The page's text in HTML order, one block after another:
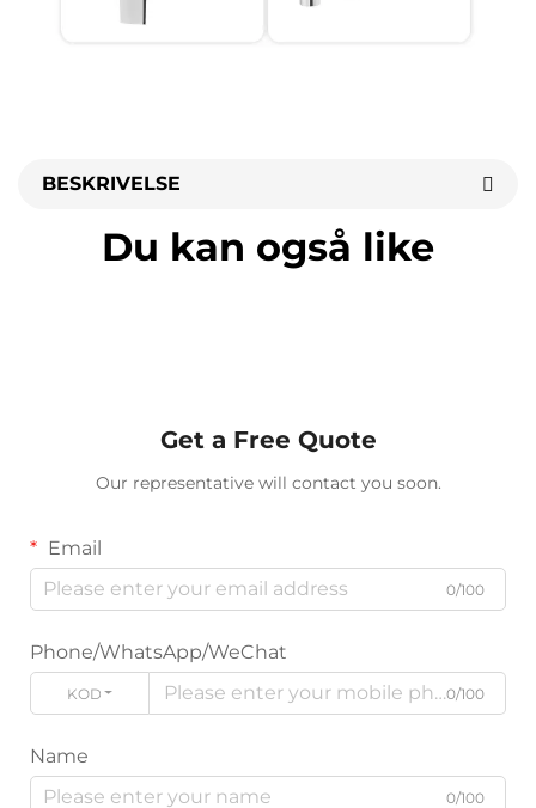
BESKRIVELSE
Du kan også like
Get a Free Quote
Our representative will contact you soon.
Email
0/100
Phone/WhatsApp/WeChat
KODE 0/100
Name
0/100